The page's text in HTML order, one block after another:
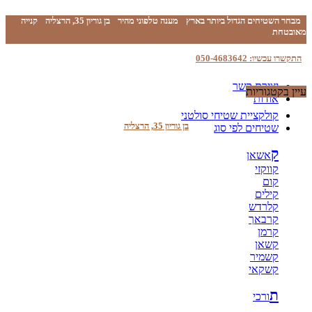
מבחר השטיחים הגדול ביותר בארץ מענה טלפוני מהיר בן גוריון 35, הרצליה
קנייה
מאובטחת
התקשרו עכשיו: 050-4683642
יצירת קשר
אודות
בן גוריון 35, הרצליה
עיין בקטגוריות
קולקציית שטיחי סולטני
שטיחים לפי סוג
קאשאן
קווקזי
קום
קילים
קלרדש
קרבאך
קרמן
קשאן
קשמיר
קשקאי
תורכי